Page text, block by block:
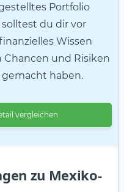
Portfolio
du dir vor
Wissen
und Risiken
haben.
vergleichen
zu Mexiko-